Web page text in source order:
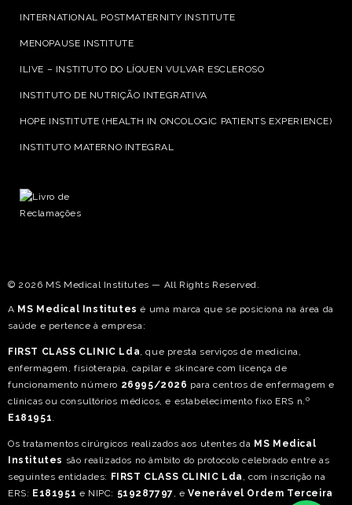
INTERNATIONAL POSTMATERNITY INSTITUTE
MENOPAUSE INSTITUTE
ILIVE – INSTITUTO DO LÍQUEN VULVAR ESCLEROSO
INSTITUTO DE NUTRIÇÃO INTEGRATIVA
HOPE INSTITUTE (HEALTH IN ONCOLOGIC PATIENTS EXPERIENCE)
INSTITUTO MATERNO INTEGRAL
© 2026 MS Medical Institutes — All Rights Reserved.
A MS Medical Institutes é uma marca que se posiciona na área da
saúde e pertence à empresa:
FIRST CLASS CLINIC Lda, que presta serviços de medicina,
enfermagem, fisioterapia, capilar e skincare com licença de
funcionamento número 26995/2026 para centros de enfermagem e
clínicas ou consultórios médicos, e estabelecimento fixo ERS n.º
E181951.
Os tratamentos cirúrgicos realizados aos utentes da MS Medical
Institutes são realizados no âmbito do protocolo celebrado entre as
seguintes entidades: FIRST CLASS CLINIC Lda , com inscrição na
ERS: E181951 e NIPC: 519287797, eVenerável Ordem Terceira